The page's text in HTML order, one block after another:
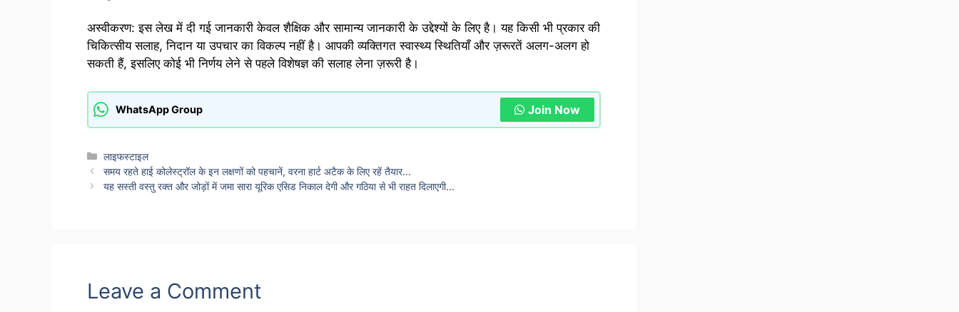
अस्वीकरण: इस लेख में दी गई जानकारी केवल शैक्षिक और सामान्य जानकारी के उद्देश्यों के लिए है। यह किसी भी प्रकार की
चिकित्सीय सलाह, निदान या उपचार का विकल्प नहीं है। आपकी व्यक्तिगत स्वास्थ्य स्थितियाँ और ज़रूरतें अलग-अलग हो
सकती हैं, इसलिए कोई भी निर्णय लेने से पहले विशेषज्ञ की सलाह लेना ज़रूरी है।
WhatsApp Group Join Now
Categories
लाइफस्टाइल
समय रहते हाई कोलेस्ट्रॉल के इन लक्षणों को पहचानें, वरना हार्ट अटैक के लिए रहें तैयार…
यह सस्ती वस्तु रक्त और जोड़ों में जमा सारा यूरिक एसिड निकाल देगी और गठिया से भी राहत दिलाएगी…
Leave a Comment